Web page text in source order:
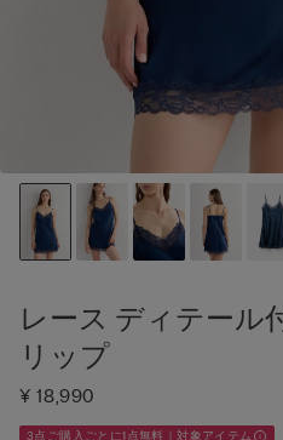
レース ディテール
リップ
¥ 18,990
3点ご購入ごとに1点無料｜対象アイテム